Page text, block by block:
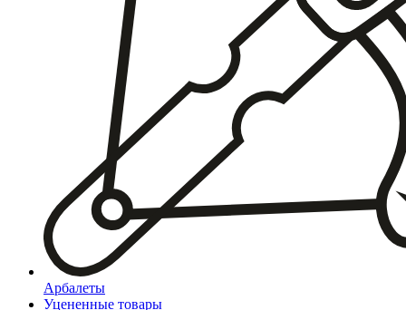
Арбалеты
Уцененные товары